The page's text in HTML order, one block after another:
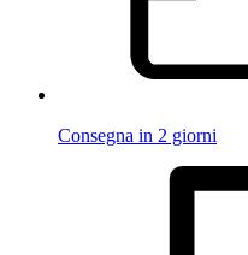
Consegna in 2 giorni